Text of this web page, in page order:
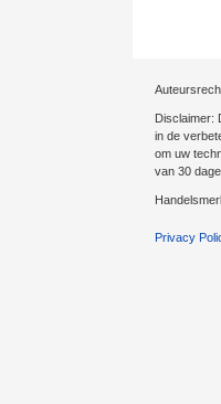
Disclaimer:
in de
om uw
van 30
Privacy